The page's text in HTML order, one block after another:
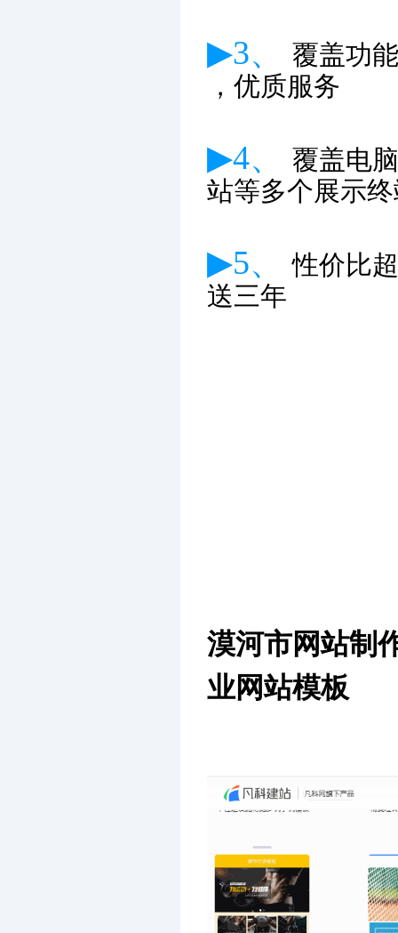
▶3、
覆盖功
，优质服务
▶4、
覆盖电
站等多个展示
▶5、性价比
送三年
漠河市网站制
业网站模板